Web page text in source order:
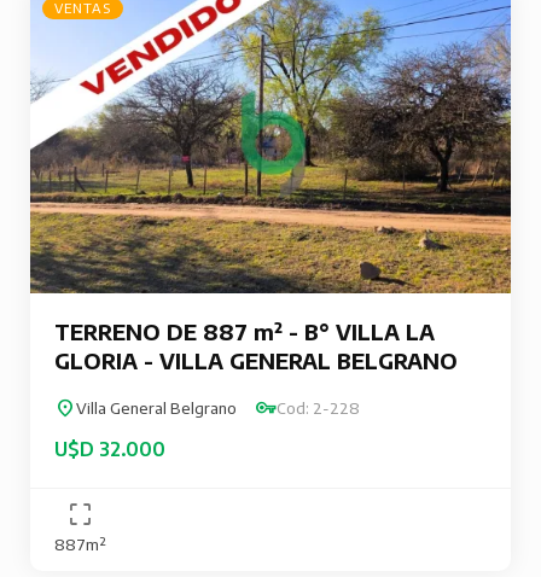
VENTAS
TERRENO DE 887 m² - B° VILLA LA
GLORIA - VILLA GENERAL BELGRANO
Villa General Belgrano Cod: 2-228
U$D 32.000
887m²